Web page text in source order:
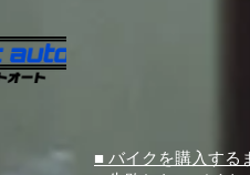
■ バイクを購入する